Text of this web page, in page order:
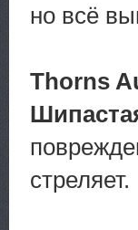
но всё
Thorns
стреляет.